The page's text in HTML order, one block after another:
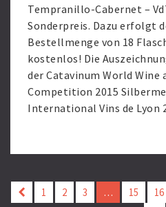
Tempranillo-Cabernet –
Sonderpreis. Dazu erfolgt
Bestellmenge von 18
kostenlos! Die
der Catavinum World Wine
Competition 2015
International Vins de
1 2 3 … 15 16